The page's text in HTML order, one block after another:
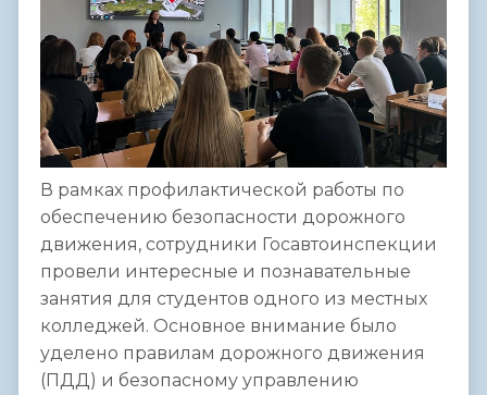
В рамках профилактической работы по
обеспечению безопасности дорожного
движения, сотрудники Госавтоинспекции
провели интересные и познавательные
занятия для студентов одного из местных
колледжей. Основное внимание было
уделено правилам дорожного движения
(ПДД) и безопасному управлению